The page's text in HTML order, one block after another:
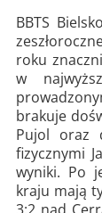
BBTS
roku
w
brakuje
Pujol oraz
fizycznymi
wyniki. Po
kraju mają